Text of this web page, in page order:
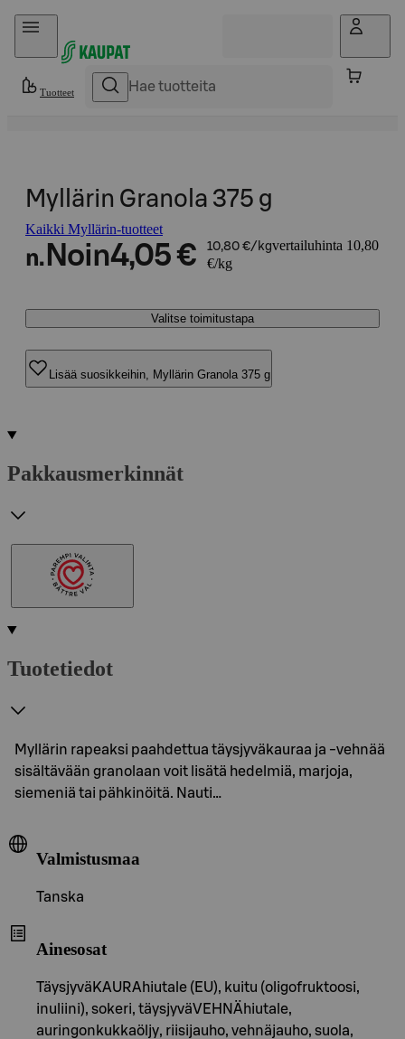
Hyppää sisältöön
Tuotteet
Myllärin Granola 375 g
Kaikki Myllärin-tuotteet
n. Noin4,05 € 10,80 €/kgvertailuhinta 10,80
€/kg
Valitse toimitustapa
Lisää suosikkeihin, Myllärin Granola 375 g
Pakkausmerkinnät
Tuotetiedot
Myllärin rapeaksi paahdettua täysjyväkauraa ja -vehnää
sisältävään granolaan voit lisätä hedelmiä, marjoja,
siemeniä tai pähkinöitä. Nauti…
Valmistusmaa
Tanska
Ainesosat
TäysjyväKAURAhiutale (EU), kuitu (oligofruktoosi,
inuliini), sokeri, täysjyväVEHNÄhiutale,
auringonkukkaöljy, riisijauho, vehnäjauho, suola,